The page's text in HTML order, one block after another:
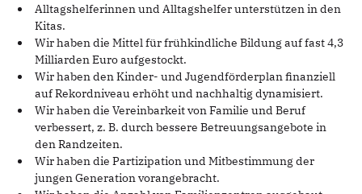
Alltagshelferinnen und Alltagshelfer unterstützen in den
Kitas.
Wir haben die Mittel für frühkindliche Bildung auf fast 4,3
Milliarden Euro aufgestockt.
Wir haben den Kinder- und Jugendförderplan finanziell
auf Rekordniveau erhöht und nachhaltig dynamisiert.
Wir haben die Vereinbarkeit von Familie und Beruf
verbessert, z. B. durch bessere Betreuungsangebote in
den Randzeiten.
Wir haben die Partizipation und Mitbestimmung der
jungen Generation vorangebracht.